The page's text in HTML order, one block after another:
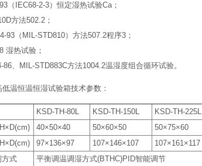
（IEC68-2-3）恒定湿热试验Ca；
方法502.2；
93（MIL-STD810）方法507.2程序3；
湿热试验；
86、MIL-STD883C方法1004.2温湿度组合循环试验。
温恒温恒湿试验箱技术参数：
KSD-TH-80L KSD-TH-150L KSD-TH-225L
40×50×40 50×60×50 50×75×60
97×136×97 107×146×107 107×161×117
方式
平衡调温调湿方式(BTHC)PID智能调节